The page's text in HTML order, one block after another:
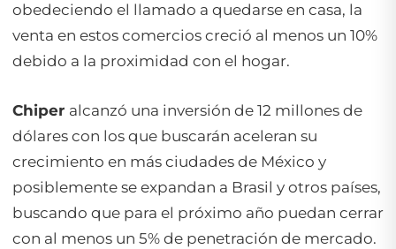
obedeciendo el llamado a quedarse en casa, la
venta en estos comercios creció al menos un 10%
debido a la proximidad con el hogar.
Chiper alcanzó una inversión de 12 millones de
dólares con los que buscarán aceleran su
crecimiento en más ciudades de México y
posiblemente se expandan a Brasil y otros países,
buscando que para el próximo año puedan cerrar
con al menos un 5% de penetración de mercado.